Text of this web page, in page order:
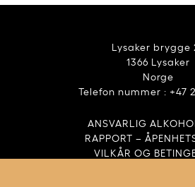
Lysaker brygge
1366 Lysaker
Norge
Telefon nummer : +47
ANSVARLIG
RAPPORT –
VILKÅR OG